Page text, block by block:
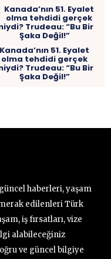
Kanada’nın 51. Eyalet
olma tehdidi gerçek
Trudeau: “Bu Bir
Şaka Değil!”
haberleri, yaşam
edilenleri Türk
iş fırsatları, vize
alabileceğiniz
ve güncel bilgiye